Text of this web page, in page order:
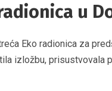
u
Eko radionica za
izložbu, prisustvovala